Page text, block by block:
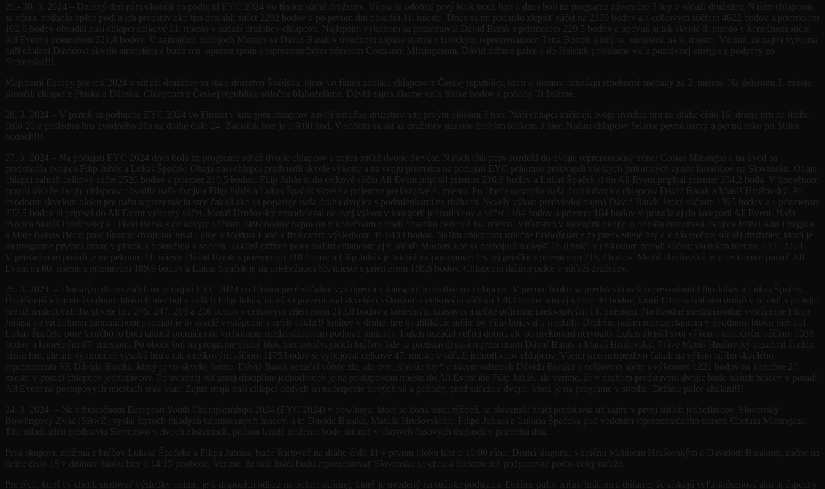
29.- 30. 3. 2024 – Dnešný deň nám ukončil na podujatí EYC 2024 vo fínsku súťaž družstiev. Včera sa odohral prvý blok troch hier a dnes boli na programe záverečné 3 hry v súťaži družstiev. Naším chlapcom
sa včera nedarilo úplne podľa ich predstáv ako tím dosiahli súčet 2292 bodov a po prvom dni obsadili 11. miesto. Dnes sa im podarilo zlepšiť súčet na 2330 bodov a s celkovým súčtom 4622 bodov a priemerom
192,6 bodov obsadili naši chlapci celkové 11. miesto v súťaži družstiev chlapcov. Najlepším výkonom sa prezentoval Dávid Barak s priemerom 229,5 bodov a upevnil si tak skvelé 8. miesto v konečnom súčte
All Event s priemerom 221,8 bodov. V zajtrajších súbojoch Masters sa Dávid Barak v úvodnom zápase stretne s tureckým reprezentantom Tuna Boncú, ktorý sa umiestnil na 9. miesto. Veríme, že zajtra vytvoria
naši chalani Dávidovi skvelú atmosféru a budú mu oporou spolu s reprezentačným trénerom Costasom MItsingasom. Dávid držíme palce a do Helsínk posielame veľa pozitívnej energie a podpory zo
Slovenska!!!
Majstrami Európy pre rok 2024 v súťaži družstiev sa stalo družstvo Švédska, ktoré vo finále zdolalo chlapcov z Českej republiky, ktorí si domov odnášajú strieborné medaily za 2. miesto. Na delenom 3. mieste
skončili chlapci z Fínska a Dánska. Chlapcom z Českej republiky srdečne blahoželáme. Dávid zajtra hlavne veľa Strike hodov a pohody Ti želáme.
28. 3. 2024 – V piatok sa podujatie EYC 2024 vo Fínsku v kategórii chlapcov zavŕši súťažou družstiev a to prvým blokom 3 hier. Naši chlapci začínajú svoju úvodnú hru na dráhe číslo 16, druhú hru na dráhe
číslo 20 a poslednú hru úvodného dňa na dráhe číslo 24. Začiatok hier je o 9.00 hod. V sobotu sa súťaž družstiev uzavrie druhým blokom 3 hier. Našim chlapcov želáme pevné nervy a pevnú ruku pri Strike
hodoch!!!
27. 3. 2024 – Na podujatí EYC 2024 dnes bola na programe súťaž dvojíc chlapcov a zajtra súťaž dvojíc dievčat. Našich chlapcov rozdelil do dvojíc reprezentačný tréner Costas Mitsingas a na úvod sa
predstavila dvojica Filip Juhás a Lukas Špaček. Obaja naši chlapci predviedli skvelé výkony a na svoju premiéru na podujatí EYC príjemne prekvapili všetkých prítomných aj nás fanúšikov na Slovensku. Obaja
chlapci zahrali celkový súčet 2526 bodov a priemer 210,5 bodov. Filip Juhás si do celkové súčtu All Event pripísal priemer 216,8 bodov a Lukas Špaček si do All Event pripísal priemer 204,2 boda. V konečnom
poradí súťaže dvojíc chlapcov obsadila naša dvojica Filip Juhás a Lukas Špaček skvelé a príjemne prekvapivé 8. miesto. Po obede nastúpila naša druhá dvojica chlapcov Dávid Barak a Matúš Hrušovský. Po
úvodnom skvelom bloku pre našu reprezentáciu sme čakali ako sa popasuje naša druhá dvojica s podmienkami na dráhach. Skvelý výkon predviedol najmä Dávid Barak, ktorý súčtom 1395 bodov a s priemerom
232,5 bodov si pripísal do All Event výborný súčet. Matúš Hrušovský nenadviazal na svoj výkon v kategórii jednotlivcov a súčet 1104 bodov a priemer 184 bodov si prináša aj do kategórii All Event. Naša
dvojica Matúš Hrušovský a Dávid Barak s celkovým súčtom 2499 bodov napokon v konečnom poradí obsadilo celkové 14. miesto. Víťazstvo v kategórii dvojíc si odnáša rumunská dvojica Mihai Alin Dragnia
a Mate Balazs Beczi pred fínskou dvojicou Jussi Laine a Markus Lahti s finálovým výsledkom 463:433 bodov. Našim chlapcom srdečne blahoželáme za predvedené hry a v záverečnej súťaži družstiev, ktorá je
na programe prvými hrami v piatok a pokračujú v sobotu. Taktiež držíme palce našim chlapcom aj v súťaži Masters kde sa prebojujú najlepší 16 ti hráči v celkovom poradí súčtov všetkých hier na EYC 2204.
V priebežnom poradí je na peknom 11. mieste Dávid Barak s priemerom 218 bodov a Filip Juhás je taktiež na postupovej 15. tej priečke s priemerom 215,3 bodov. Matúš Hrušovský je v celkovom poradí All
Event na 60. mieste s priemerom 189,9 bodov a Lukas Špaček je na priebežnom 63. mieste s priemerom 188,6 bodov. Chlapcom držíme palce v súťaži družstiev.
25. 3. 2024 – Dnešným dňom začali na podujatí EYC 2024 vo Fínsku prvé súťažné vystúpenia v kategórii jednotlivcov chlapcov. V prvom bloku sa predstavili naši reprezentanti Filip Juhás a Lukas Špaček.
Úspešnejší v tomto úvodnom bloku 6 hier bol z našich Filip Juhás, ktorý sa prezentoval skvelým výkonom s celkovým súčtom 1283 bodov a to aj s hrou 99 bodov, ktorú Filip zahral ako druhú v poradí a po tejto
hre už nasledovali iba skvelé hry 245, 247, 269 a 206 bodov s celkovým priemerom 213,8 bodov a konečným krásnym a určite príjemne prekvapivým 14. miestom. Na úvodné medzinárodné vystúpenie Filipa
Juhása na vrcholnom zahraničnom podujatí je to skvelé vystúpenie a nebiť spolu 9 Splitov v druhej hre kvalifikácie určite by Filip bojoval o medaily. Druhým našim reprezentantom v úvodnom bloku hier bol
Lukas Špaček, pore ktorého to bola taktiež premiéra na vrcholnom medzinárodnom podujatí juniorov. Lukas nezačal veľmi dobre, ale po prekonaní nervozity Lukas zlepšil svoj výkon s konečným súčtom 1038
bodov a konečným 87. miestom. Po obede bol na programe druhý blok hier zostávajúcich hráčov, kde sa predstavili naši reprezentanti Dávid Barak a Matúš Hrušovský. Práve Matúš Hrušovský nezahral žiadnu
nízku hru, ale ani výnimočne vysokú hru a tak s celkovým súčtom 1175 bodov si vybojoval celkové 47. miesto v súťaži jednotlivcov chlapcov. Všetci sme netrpezlivo čakali na výkon nášho skvelého
reprezentanta SR Dávida Baraka, ktorý je vo skvelej forme. Dávid Barak nezačal vôbec zle, ale dve „slabšie hry“ v závere odsunuli Dávida Baraka v celkovom súčte s výkonom 1221 bodov na konečné 29.
miesto v poradí chlapcov jednotlivcov. Po úvodnej súťažnej disciplíne jednotlivcov je na postupovom mieste do All Event iba Filip Juhás, ale veríme, že v druhom predstavení dvojíc bude našich hráčov v poradí
All Event na postupových miestach stále viac. Zajtra majú naši chlapci oddych na načerpanie nových síl a pohody, pred súťažou dvojíc, ktorá je na programe v stredu. Držíme palce chalani!!!
24. 3. 2024 – Na tohtoročnom European Youth Championships 2024 (EYC 2024) v bowlingu, ktoré sa koná tento týždeň, sa slovenskí hráči predstavia už zajtra v prvej súťaži jednotlivcov. Slovenský
Bowlingový Zväz (SBwZ) vyslal štyroch mladých talentovaných hráčov, a to Dávida Baraka, Matúša Hrušovského, Filipa Juhasa a Lukasa Špačeka pod vedením reprezentačného trénera Costasa Mitsingasa.
Títo mladí atléti predstavia Slovensko v dvoch zloženiach, pričom každé zloženie bude súťažiť v rôznych časových úsekoch v priebehu dňa.
Prvá skupina, zložená z hráčov Lukasa Špačeka a Filipa Juhasa, budé štartovať na dráhe číslo 11 v prvom bloku hier o 10:00 ráno. Druhá skupina, s hráčmi Matúšom Hrušovským a Davidom Barakom, začne na
dráhe číslo 18 v druhom bloku hier o 14:15 poobede. Veríme, že naši hráči budú reprezentovať Slovensko so cťou a budeme ich podporovať počas celej súťaže.
Pre tých, ktorí by chceli sledovať výsledky online, je k dispozícii odkaz na online skóring, ktorý je uvedený na stránke podujatia. Držíme palce našim hráčom a dúfame, že získajú veľa skúseností ako aj úspechy